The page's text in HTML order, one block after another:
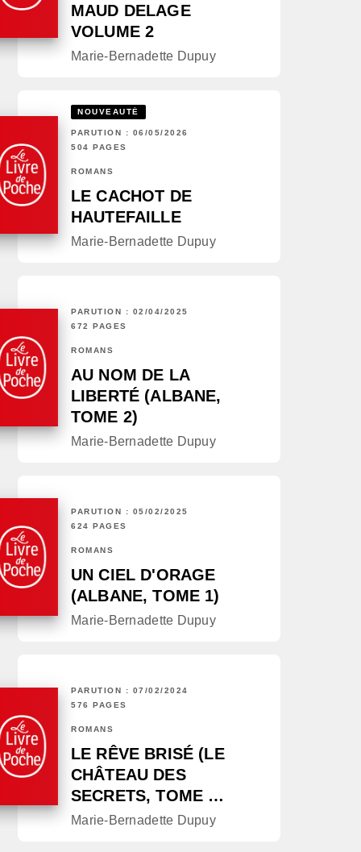
MAUD DELAGE
VOLUME 2
Marie-Bernadette Dupuy
NOUVEAUTÉ
PARUTION : 06/05/2026
504 PAGES
ROMANS
LE CACHOT DE
HAUTEFAILLE
Marie-Bernadette Dupuy
PARUTION : 02/04/2025
672 PAGES
ROMANS
AU NOM DE LA
LIBERTÉ (ALBANE,
TOME 2)
Marie-Bernadette Dupuy
PARUTION : 05/02/2025
624 PAGES
ROMANS
UN CIEL D'ORAGE
(ALBANE, TOME 1)
Marie-Bernadette Dupuy
PARUTION : 07/02/2024
576 PAGES
ROMANS
LE RÊVE BRISÉ (LE
CHÂTEAU DES
SECRETS, TOME …
Marie-Bernadette Dupuy